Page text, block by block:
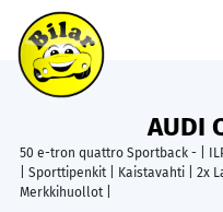
AUDI
50 e-tron quattro Sportback - |
| Sporttipenkit | Kaistavahti | 2x
Merkkihuollot |